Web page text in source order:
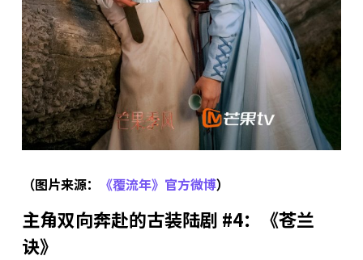
（图片来源： 《覆流年》官方微博）
主角双向奔赴的古装陆剧 #4：《苍兰
诀》